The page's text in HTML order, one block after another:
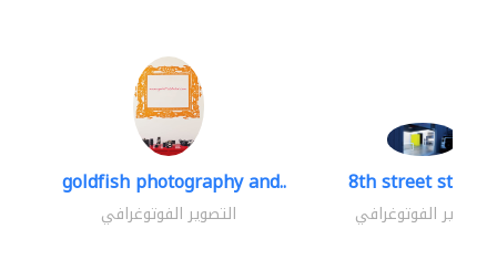
goldfish photography and..
التصوير الفوتوغرافي
8th street studios
التصوير الفوتوغرافي